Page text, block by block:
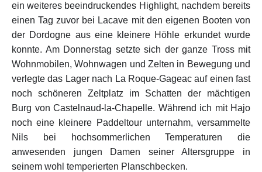
ein weiteres beeindruckendes Highlight, nachdem bereits
einen Tag zuvor bei Lacave mit den eigenen Booten von
der Dordogne aus eine kleinere Höhle erkundet wurde
konnte. Am Donnerstag setzte sich der ganze Tross mit
Wohnmobilen, Wohnwagen und Zelten in Bewegung und
verlegte das Lager nach La Roque-Gageac auf einen fast
noch schöneren Zeltplatz im Schatten der mächtigen
Burg von Castelnaud-la-Chapelle. Während ich mit Hajo
noch eine kleinere Paddeltour unternahm, versammelte
Nils bei hochsommerlichen Temperaturen die
anwesenden jungen Damen seiner Altersgruppe in
seinem wohl temperierten Planschbecken.